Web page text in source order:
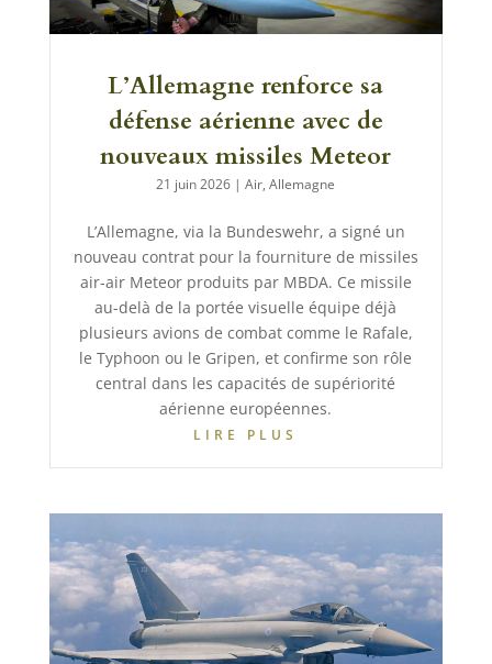
L’Allemagne renforce sa
défense aérienne avec de
nouveaux missiles Meteor
21 juin 2026 |Air,Allemagne
L’Allemagne, via la Bundeswehr, a signé un
nouveau contrat pour la fourniture de missiles
air-air Meteor produits par MBDA. Ce missile
au-delà de la portée visuelle équipe déjà
plusieurs avions de combat comme le Rafale,
le Typhoon ou le Gripen, et confirme son rôle
central dans les capacités de supériorité
aérienne européennes.
LIRE PLUS